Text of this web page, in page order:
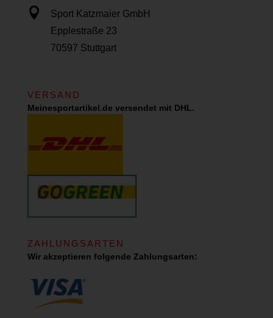

Sport Katzmaier GmbH
Epplestraße 23
70597 Stuttgart
VERSAND
Meinesportartikel.de versendet mit DHL.
ZAHLUNGSARTEN
Wir akzeptieren folgende Zahlungsarten: